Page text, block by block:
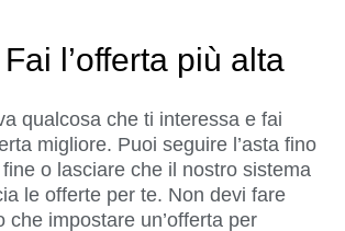
Fai l’offerta più alta
qualcosa che ti interessa e fai
migliore. Puoi seguire l’asta fino
o lasciare che il nostro sistema
le offerte per te. Non devi fare
che impostare un’offerta per